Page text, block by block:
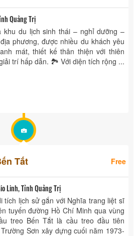
Quảng Trị
khu du lịch sinh thái – nghỉ dưỡng –
phương, được nhiều du khách yêu
mát, thiết kế thân thiện với thiên
trí hấp dẫn. 🏞️ Với diện tích rộng ...
Tắt Free
Linh, Tỉnh Quảng Trị
tích lịch sử gắn với Nghĩa trang liệt sĩ
tuyến đường Hồ Chí Minh qua vùng
treo Bến Tắt là cầu treo đầu tiên
Sơn xây dựng cuối năm 1973-